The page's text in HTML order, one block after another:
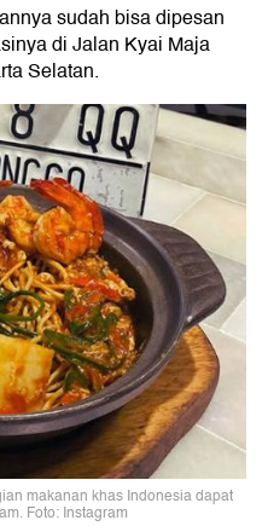
sudah bisa dipesan
di Jalan Kyai Maja
Selatan.
makanan khas Indonesia dapat
Foto: Instagram